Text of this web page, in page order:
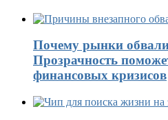
Почему рынки
Прозрачность
финансовых кризисов